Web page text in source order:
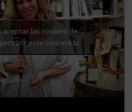
aceptar las cookies de
este contenido